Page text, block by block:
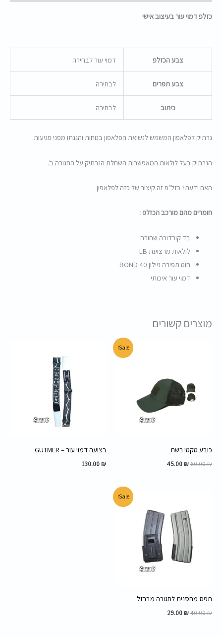
כזלפ דמוי עור בעיצוב אישי
צבע הכזלפ דמוי עור לבחירה
צבע תפרים לבחירה
כיתוב לבחירה
נרתיק לפלאפון המשמש לנשיאת הפלאפון בנוחות והגנתו מפני פגיעות.
הנרתיק בעל לולאות המאפשרות השחלת הנרתיק על החגורה ב'.
האם ידעת? כזל"פ זה קיצור של כזה לפלאפון
חומרים מהם מורכב הכזלפ :
בד קורדורה שחורה
לולאות מרצועת LB
חוט תפירה ניילון BOND 40
דמוי עור איכותי
מוצרים קשורים
Sale!
כובע טקטי רשת
60.00₪
45.00 ₪
רצועה דמוי עור – GUTMER
130.00 ₪
Sale!
תפס מחסנית לחגורה מברזל
40.00₪
היה:
40.00 ₪.
29.00 ₪
הוא:
29.00 ₪.